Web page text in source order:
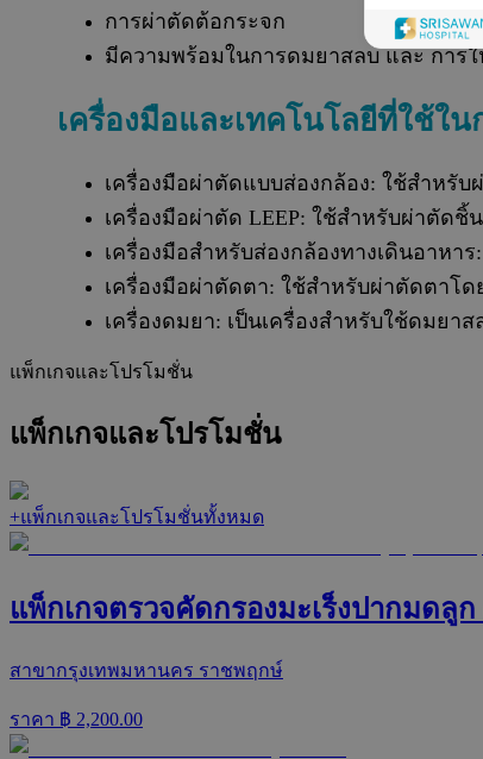
การผ่าตัดต้อกระจก
มีความพร้อมในการดมยาสลบ และ การ
เครื่องมือและเทคโนโลยีที่ใช้ใน
เครื่องมือผ่าตัดแบบส่องกล้อง: ใช้สำหรั
เครื่องมือผ่าตัด LEEP: ใช้สำหรับผ่าตัด
เครื่องมือสำหรับส่องกล้องทางเดินอาหา
เครื่องมือผ่าตัดตา: ใช้สำหรับผ่าตัดตาโด
เครื่องดมยา: เป็นเครื่องสำหรับใช้ดมยาส
แพ็กเกจและโปรโมชั่น
แพ็กเกจและโปรโมชั่น
+แพ็กเกจและโปรโมชั่นทั้งหมด
แพ็กเกจตรวจคัดกรองมะเร็งปากมดลูก
สาขากรุงเทพมหานคร ราชพฤกษ์
ราคา ฿ 2,200.00